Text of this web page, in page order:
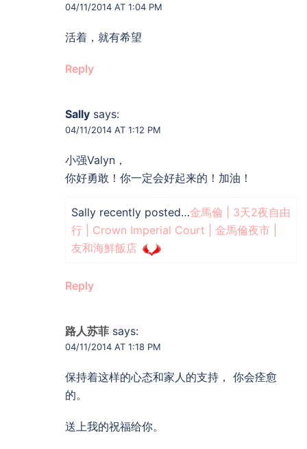
04/11/2014 AT 1:04 PM
活着，就有希望
Reply
Sally says:
04/11/2014 AT 1:12 PM
小强Valyn，
你好勇敢！你一定会好起来的！加油！
Sally recently posted…金馬倫 | 3天2夜自由
行 | Crown Imperial Court | 金馬倫夜市 |
友和海鮮飯店
Reply
路人苏菲 says:
04/11/2014 AT 1:18 PM
保持着这样的心态和家人的支持， 你会痊愈
的。
送上我的祝福给你。